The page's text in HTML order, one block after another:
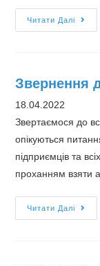
Читати Далі
Звернення
18.04.2022
Звертаємося до
опікуються
підприємців та
проханням взяти
Читати Далі